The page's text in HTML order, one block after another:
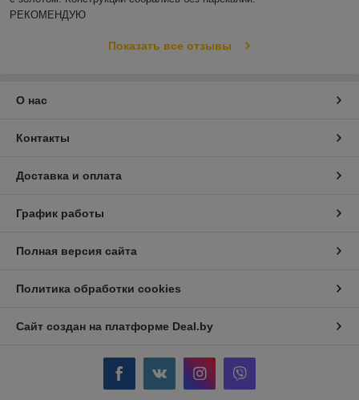
РЕКОМЕНДУЮ
Показать все отзывы
О нас
Контакты
Доставка и оплата
График работы
Полная версия сайта
Политика обработки cookies
Сайт создан на платформе Deal.by